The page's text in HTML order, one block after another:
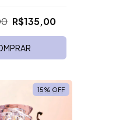
R$135,00
15% OFF